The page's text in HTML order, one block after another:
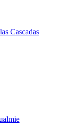
Cascadas